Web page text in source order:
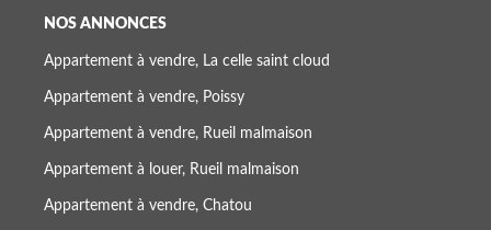
NOS ANNONCES
Appartement à vendre, La celle saint cloud
Appartement à vendre, Poissy
Appartement à vendre, Rueil malmaison
Appartement à louer, Rueil malmaison
Appartement à vendre, Chatou